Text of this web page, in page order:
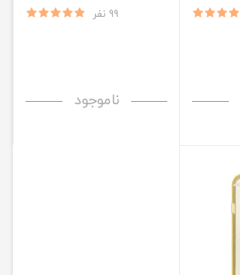
iPHONE 6 Plus/6S Plus
99 نفر
ناموجود